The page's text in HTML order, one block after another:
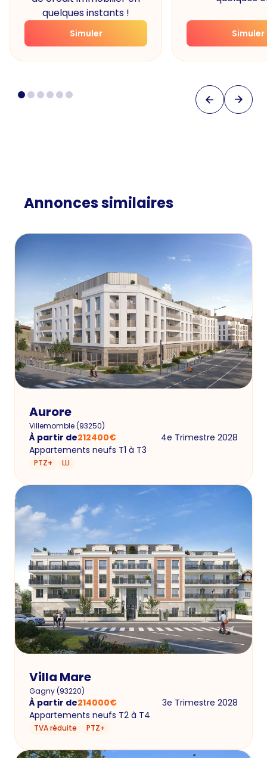
quelques instants !
Simuler Simuler
Annonces similaires
Aurore
Villemomble(93250)
À partir de212400€
4e Trimestre 2028
Appartements neufs T1 à T3
PTZ+ LLI
Villa Mare
Gagny(93220)
À partir de214000€
3e Trimestre 2028
Appartements neufs T2 à T4
TVA réduite PTZ+